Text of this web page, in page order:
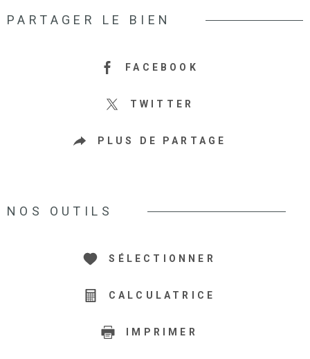
PARTAGER LE BIEN
FACEBOOK
TWITTER
PLUS DE PARTAGE
NOS OUTILS
SÉLECTIONNER
CALCULATRICE
IMPRIMER